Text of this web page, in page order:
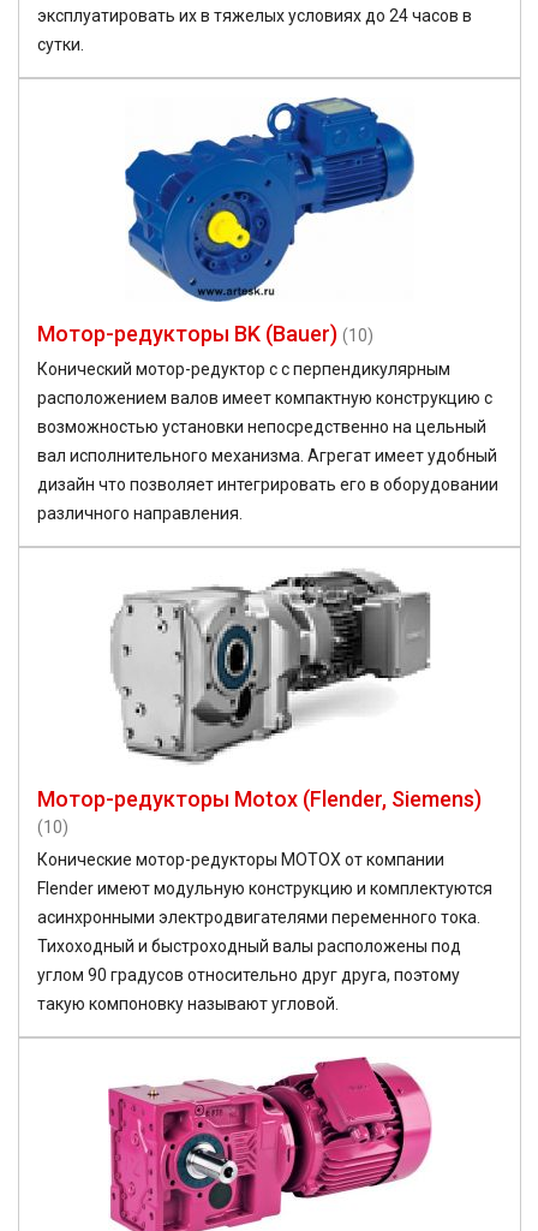
эксплуатировать их в тяжелых условиях до 24 часов в
сутки.
Мотор-редукторы BK (Bauer) (10)
Конический мотор-редуктор с с перпендикулярным
расположением валов имеет компактную конструкцию с
возможностью установки непосредственно на цельный
вал исполнительного механизма. Агрегат имеет удобный
дизайн что позволяет интегрировать его в оборудовании
различного направления.
Мотор-редукторы Motox (Flender, Siemens)
(10)
Конические мотор-редукторы MOTOX от компании
Flender имеют модульную конструкцию и комплектуются
асинхронными электродвигателями переменного тока.
Тихоходный и быстроходный валы расположены под
углом 90 градусов относительно друг друга, поэтому
такую компоновку называют угловой.